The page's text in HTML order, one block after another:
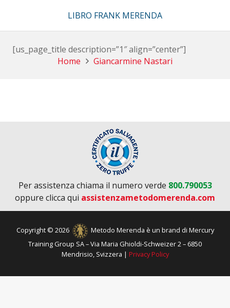
LIBRO FRANK MERENDA
[us_page_title description=”1″ align=”center”]
Home
Giancarmine Nastari
Per assistenza chiama il numero verde 800.790053
oppure clicca qui assistenzametodomerenda.com
Copyright © 2026
Metodo Merenda è un brand di Mercury
Training Group SA – Via Maria Ghioldi-Schweizer 2 – 6850
Mendrisio, Svizzera | Privacy Policy